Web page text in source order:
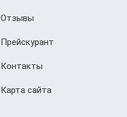
Отзывы
Прейскурант
Контакты
Карта сайта